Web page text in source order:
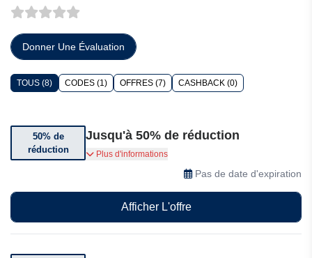
Donner Une Évaluation
TOUS (8) CODES (1) OFFRES (7) CASHBACK (0)
50% de
réduction
Jusqu'à 50% de réduction
Obtenez jusqu'à 50% de réduction sur les
Plus d'informations
Pas de date d'expiration
Afficher L'offre